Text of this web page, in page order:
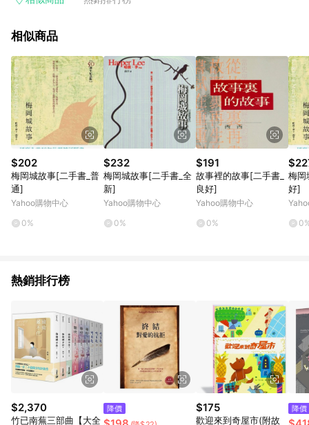
饋%」，將於訂單成立後由「LINE購物通知」之官方帳號訊息通
依LINE購物網站訂單成立通知為準。​​ (5)LINE購物設有「單一商
品最高回饋點數」機制 (部分時段開放「回饋無上限」)，以同一
訂單中同一商品不論件數計算，請依訂單成立當下LINE購物的回
饋機制為準。
相似商品
$202
梅岡城故事[二手書_普
通]
Yahoo購物中心
0%
$232
梅岡城故事[二手書_全
新]
Yahoo購物中心
0%
$191
故事裡的故事[二手書_
良好]
Yahoo購物中心
0%
梅岡
好]
熱銷排行榜
$2,370
竹已南蕪三部曲【大全
降價 $175
歡迎來到奇屋市(附故
降價